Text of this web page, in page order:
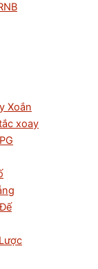
Xoắn
xoay